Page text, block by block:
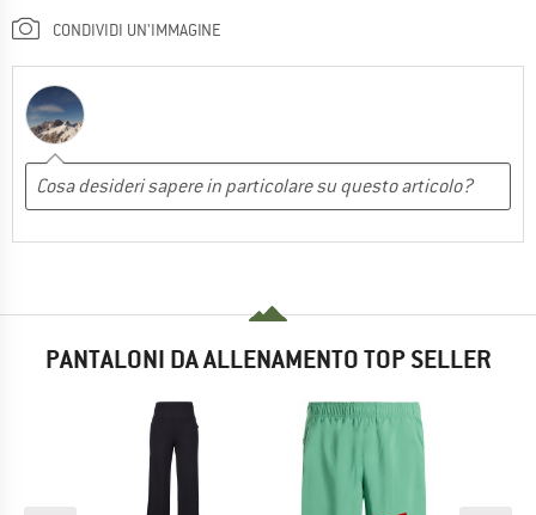
CONDIVIDI UN'IMMAGINE
PANTALONI DA ALLENAMENTO TOP SELLER